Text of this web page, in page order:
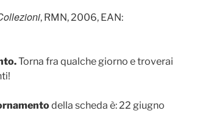
, RMN, 2006, EAN:
Torna fra qualche giorno e troverai
della scheda è: 22 giugno